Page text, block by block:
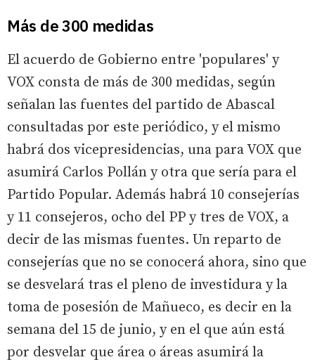
Más de 300 medidas
El acuerdo de Gobierno entre 'populares' y
VOX consta de más de 300 medidas, según
señalan las fuentes del partido de Abascal
consultadas por este periódico, y el mismo
habrá dos vicepresidencias, una para VOX que
asumirá Carlos Pollán y otra que sería para el
Partido Popular. Además habrá 10 consejerías
y 11 consejeros, ocho del PP y tres de VOX, a
decir de las mismas fuentes. Un reparto de
consejerías que no se conocerá ahora, sino que
se desvelará tras el pleno de investidura y la
toma de posesión de Mañueco, es decir en la
semana del 15 de junio, y en el que aún está
por desvelar que área o áreas asumirá la